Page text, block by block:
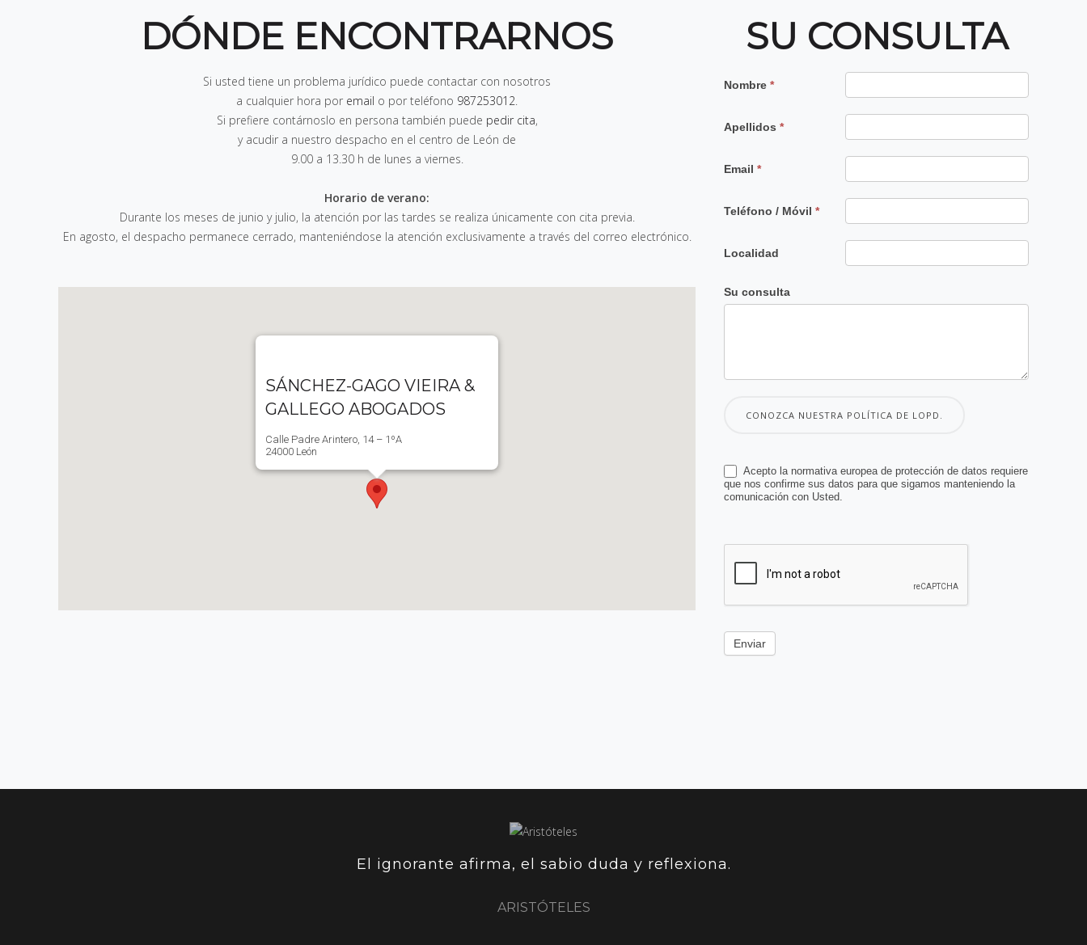
DÓNDE ENCONTRARNOS
Si usted tiene un problema jurídico puede contactar con nosotros
a cualquier hora por email o por teléfono 987253012
Si prefiere contárnoslo en persona también puede pedir cita,
y acudir a nuestro despacho en el centro de León de
9.00 a 13.30 h de lunes a viernes
Horario de verano:
Durante los meses de junio y julio, la atención por las tardes se realiza únicamente con cita previa.
En agosto, el despacho permanece cerrado, manteniéndose la atención exclusivamente a través del correo electrónico.
SÁNCHEZ-GAGO VIEIRA &
GALLEGO ABOGADOS
Calle Padre Arintero, 14 – 1ºA
24000 León
SU CONSULTA
Contacto
Nombre*
Apellidos*
Email*
Teléfono / Móvil*
Localidad
Su consulta
CONOZCA NUESTRA POLÍTICA DE LOPD.
Acepto la normativa europea de protección de datos requiere
que nos confirme sus datos para que sigamos manteniendo la
comunicación con Usted.
Enviar
El ignorante afirma, el sabio duda y reflexiona.
ARISTÓTELES